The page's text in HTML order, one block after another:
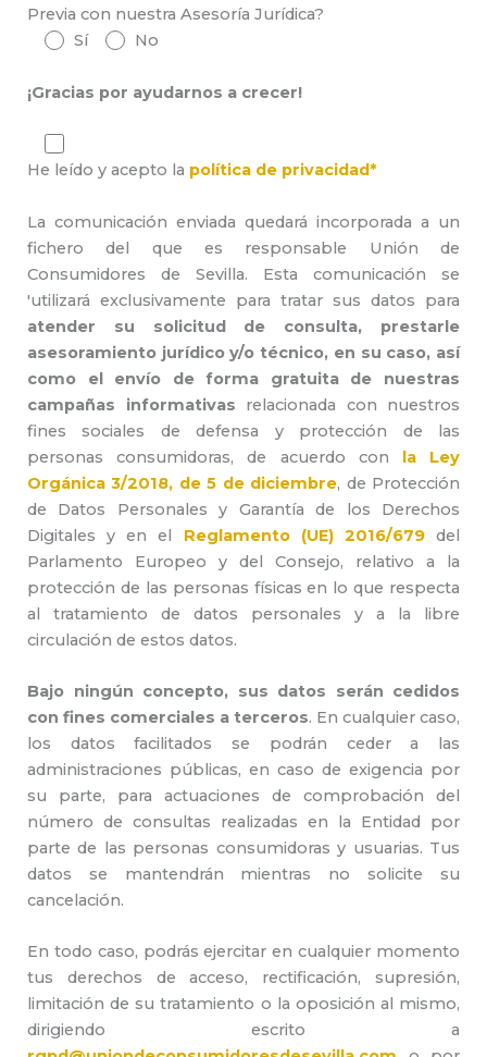
Previa con nuestra Asesoría Jurídica?
Sí
No
¡Gracias por ayudarnos a crecer!
He leído y acepto la política de privacidad*
La comunicación enviada quedará incorporada a un
fichero del que es responsable Unión de
Consumidores de Sevilla. Esta comunicación se
'utilizará exclusivamente para tratar sus datos para
atender su solicitud de consulta, prestarle
asesoramiento jurídico y/o técnico, en su caso, así
como el envío de forma gratuita de nuestras
campañas informativas relacionada con nuestros
fines sociales de defensa y protección de las
personas consumidoras, de acuerdo con la Ley
Orgánica 3/2018, de 5 de diciembre, de Protección
de Datos Personales y Garantía de los Derechos
Digitales y en el Reglamento (UE) 2016/679del
Parlamento Europeo y del Consejo, relativo a la
protección de las personas físicas en lo que respecta
al tratamiento de datos personales y a la libre
circulación de estos datos.
Bajo ningún concepto, sus datos serán cedidos
con fines comerciales a terceros. En cualquier caso,
los datos facilitados se podrán ceder a las
administraciones públicas, en caso de exigencia por
su parte, para actuaciones de comprobación del
número de consultas realizadas en la Entidad por
parte de las personas consumidoras y usuarias. Tus
datos se mantendrán mientras no solicite su
cancelación.
En todo caso, podrás ejercitar en cualquier momento
tus derechos de acceso, rectificación, supresión,
limitación de su tratamiento o la oposición al mismo,
dirigiendo escrito a